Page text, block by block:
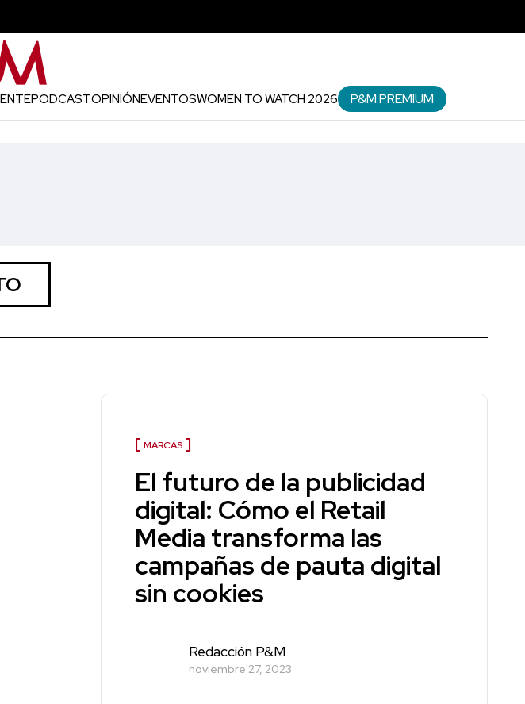
PODCASTOPINIÓNEVENTOSWOMEN TO WATCH 2026 P&M PREMIUM
MARCAS
El futuro de la publicidad
digital: Cómo el Retail
Media transforma las
campañas de pauta digital
sin cookies
Redacción P&M
noviembre 27, 2023